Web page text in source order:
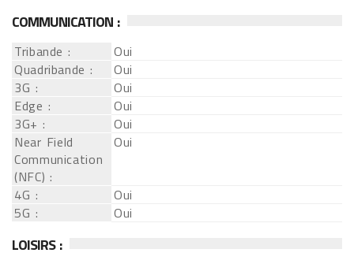
COMMUNICATION :
Tribande :
Oui
Quadribande :
Oui
3G :
Oui
Edge :
Oui
3G+ :
Oui
Near Field
Communication
(NFC) :
Oui
4G :
Oui
5G :
Oui
LOISIRS :